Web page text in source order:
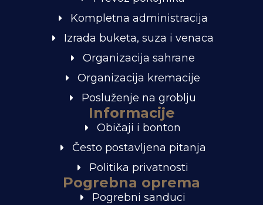
Kompletna administracija
Izrada buketa, suza i venaca
Organizacija sahrane
Organizacija kremacije
Posluženje na groblju
Informacije
Običaji i bonton
Često postavljena pitanja
Politika privatnosti
Pogrebna oprema
Pogrebni sanduci